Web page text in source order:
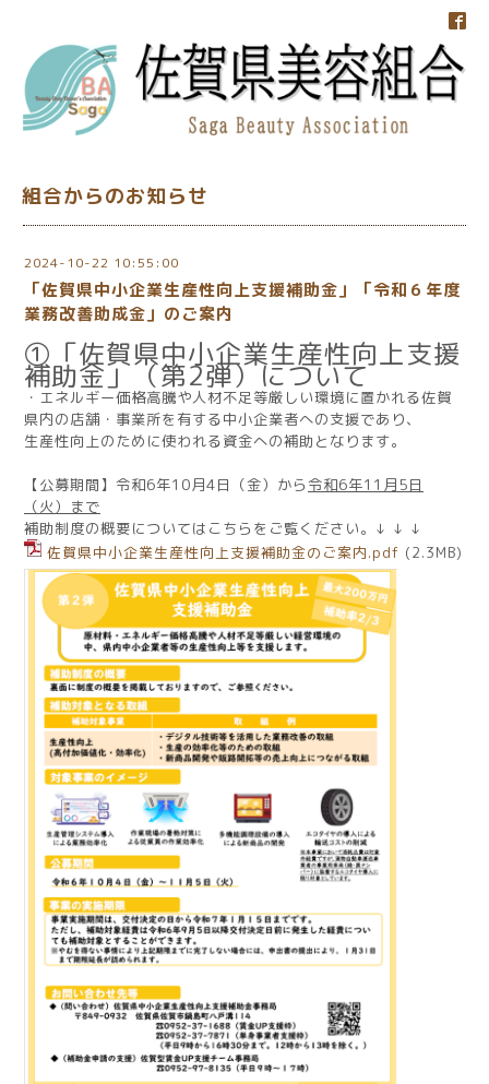
組合からのお知らせ
2024-10-22 10:55:00
「佐賀県中小企業生産性向上支援補助金」「令和６年度
業務改善助成金」のご案内
①「佐賀県中小企業生産性向上支援
補助金」（第2弾）について
・エネルギー価格高騰や人材不足等厳しい環境に置かれる佐賀
県内の店舗・事業所を有する中小企業者への支援であり、
生産性向上のために使われる資金への補助となります。
【公募期間】令和6年10月4日（金）から令和6年11月5日
（火）まで
補助制度の概要についてはこちらをご覧ください。↓ ↓ ↓
佐賀県中小企業生産性向上支援補助金のご案内.pdf (2.3MB)